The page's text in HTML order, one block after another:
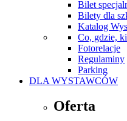
Bilet
Bilety dla
Katalog
Co, gdzie,
Fotorelacje
Regulaminy
Parking
DLA WYSTAWCÓW
Oferta